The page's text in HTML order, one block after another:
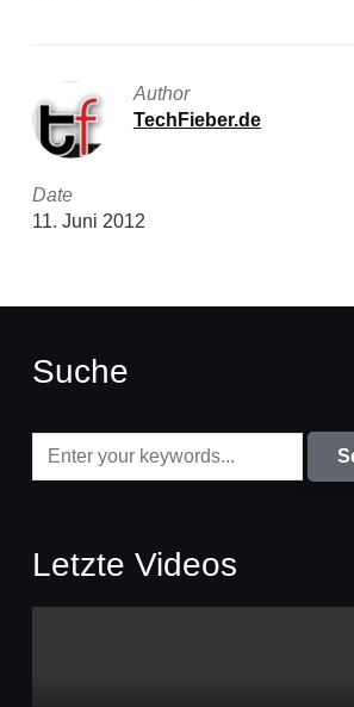
Author
TechFieber.de
Date
11. Juni 2012
Suche
Letzte Videos